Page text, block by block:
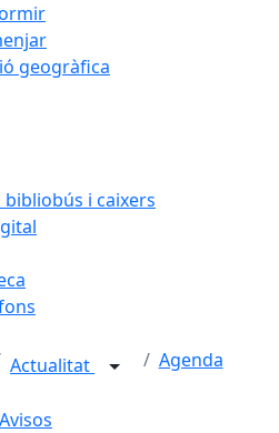
geogràfica
bibliobús i caixers
Actualitat Agenda
Avisos